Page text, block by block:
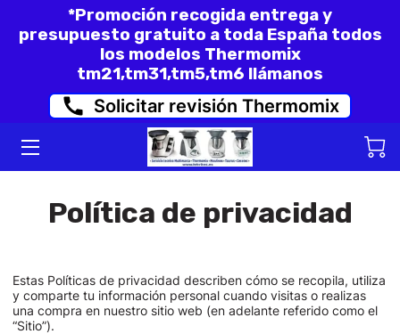
*Promoción recogida entrega y
presupuesto gratuito a toda España todos
los modelos Thermomix
tm21,tm31,tm5,tm6 llámanos
Solicitar revisión Thermomix
FORMULARIO PARA REVISAR SU
THERMOMIX O KOBOLD
THERMOMIX REACONDICIONADAS
REPARACION ERROR C150 Y C72
MODELO TM5 Y TM6
Política de privacidad
Estas Políticas de privacidad describen cómo se recopila, utiliza
y comparte tu información personal cuando visitas o realizas
una compra en nuestro sitio web (en adelante referido como el
“Sitio”).